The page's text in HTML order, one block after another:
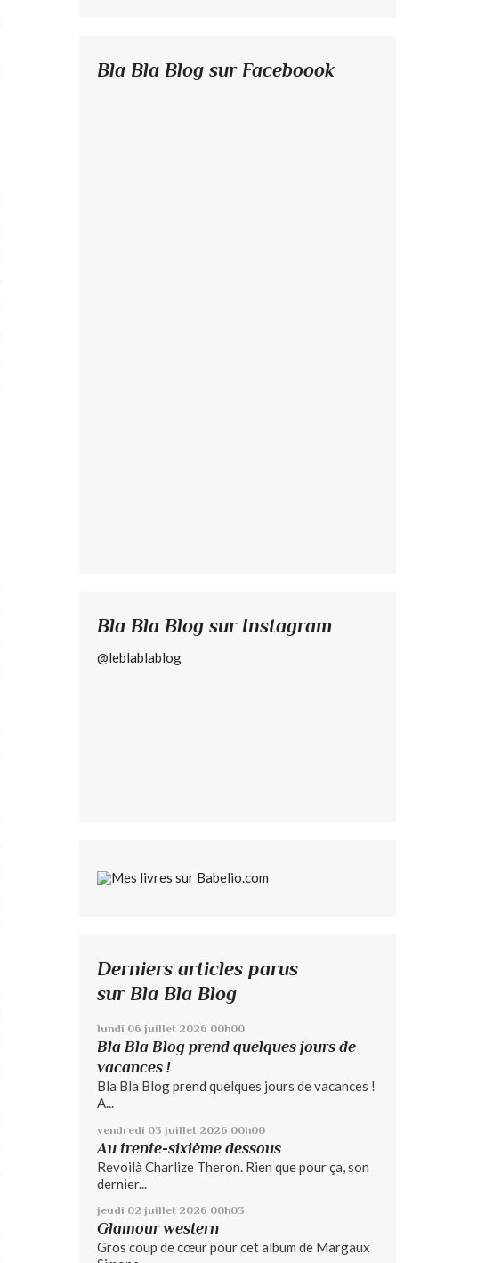
Bla Bla Blog sur Faceboook
Bla Bla Blog sur Instagram
@leblablablog
Derniers articles parus
sur Bla Bla Blog
lundi 06 juillet 2026 00h00
Bla Bla Blog prend quelques jours de
vacances !
Bla Bla Blog prend quelques jours de vacances !
A...
vendredi 03 juillet 2026 00h00
Au trente-sixième dessous
Revoilà Charlize Theron. Rien que pour ça, son
dernier...
jeudi 02 juillet 2026 00h03
Glamour western
Gros coup de cœur pour cet album de Margaux